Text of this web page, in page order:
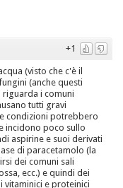
+1
(visto che c'è il
(anche questi
i comuni
tutti gravi
condizioni potrebbero
incidono poco sullo
aspirine e suoi derivati
di paracetamolo (la
dei comuni sali
ecc.) e quindi dei
vitaminici e proteinici